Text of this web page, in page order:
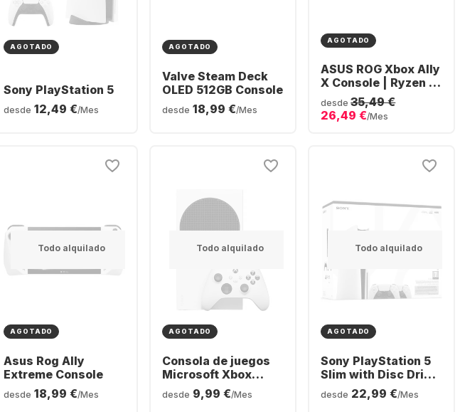
AGOTADO
Sony PlayStation 5
desde 12,49 €/Mes
AGOTADO
Valve Steam Deck
OLED 512GB Console
desde 18,99 €/Mes
AGOTADO
ASUS ROG Xbox Ally
X Console | Ryzen AI
Z2 Extreme 24GB |
1TB SSD
desde 35,49 €
26,49 €/Mes
Todo alquilado
AGOTADO
Asus Rog Ally
Extreme Console
desde 18,99 €/Mes
Todo alquilado
AGOTADO
Consola de juegos
Microsoft Xbox
Series S
desde 9,99 €/Mes
Todo alquilado
AGOTADO
Sony PlayStation 5
Slim with Disc Drive
- 2x DualSense®
Wireless-Controller
desde 22,99 €/Mes